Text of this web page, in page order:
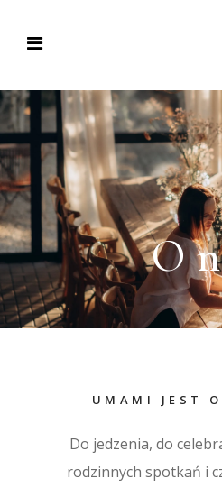
O
UMAMI JEST
Do jedzenia, do
rodzinnych spotkań i